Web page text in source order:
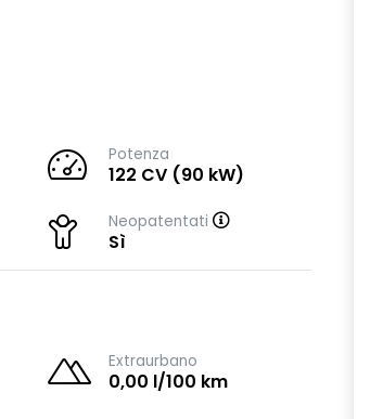
Potenza
122 CV (90 kW)
Neopatentati
Sì
Extraurbano
0,00 l/100 km